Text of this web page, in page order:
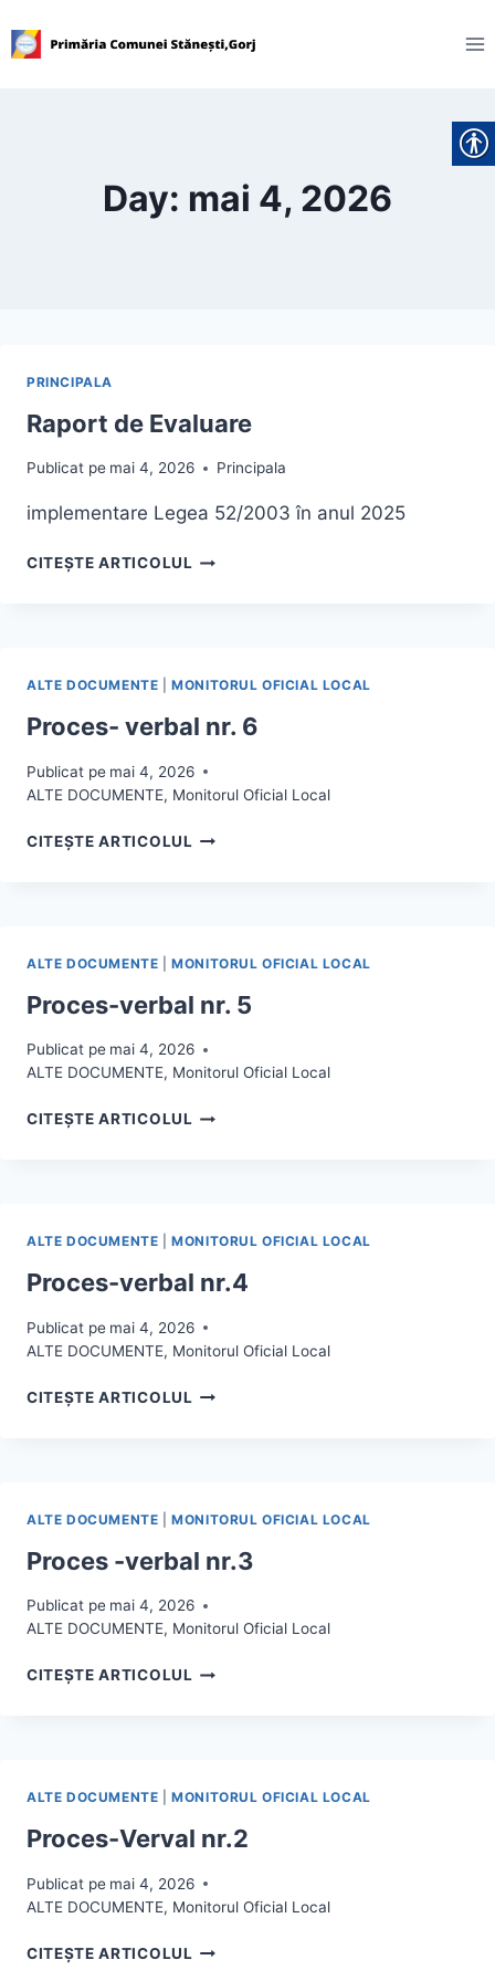
to
Day: mai 4, 2026
PRINCIPALA
Raport de Evaluare
Publicat pe mai 4, 2026 Principala
implementare Legea 52/2003 în anul 2025
CITEȘTE ARTICOLUL RAPORT
ALTE DOCUMENTE |MONITORUL OFICIAL LOCAL
Proces- verbal nr. 6
Publicat pe mai 4, 2026
ALTE DOCUMENTE, Monitorul Oficial Local
CITEȘTE ARTICOLUL PROCES-
ALTE DOCUMENTE |MONITORUL OFICIAL LOCAL
Proces-verbal nr. 5
Publicat pe mai 4, 2026
ALTE DOCUMENTE, Monitorul Oficial Local
CITEȘTE ARTICOLUL PROCES-
ALTE DOCUMENTE |MONITORUL OFICIAL LOCAL
Proces-verbal nr.4
Publicat pe mai 4, 2026
ALTE DOCUMENTE, Monitorul Oficial Local
CITEȘTE ARTICOLUL PROCES-
ALTE DOCUMENTE |MONITORUL OFICIAL LOCAL
Proces -verbal nr.3
Publicat pe mai 4, 2026
ALTE DOCUMENTE, Monitorul Oficial Local
CITEȘTE ARTICOLUL PROCES
ALTE DOCUMENTE |MONITORUL OFICIAL LOCAL
Proces-Verval nr.2
Publicat pe mai 4, 2026
ALTE DOCUMENTE, Monitorul Oficial Local
CITEȘTE ARTICOLUL PROCES-